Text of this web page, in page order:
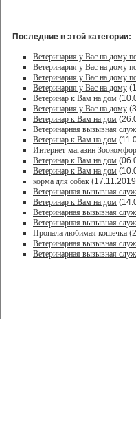
Последние в этой категории:
Ветеринария у Вас на дому
Ветеринария у Вас на дому
Ветеринария у Вас на дому
Ветеринария у Вас на дому
Ветеринар к Вам на дом
Ветеринария у Вас на дому
Ветеринар к Вам на дом
Ветеринарная вызывная
Ветеринар к Вам на дом
Интернет-магазин
Ветеринар к Вам на дом
Ветеринар к Вам на дом
корма для собак
Ветеринарная вызывная
Ветеринар к Вам на дом
Ветеринарная вызывная
Ветеринарная вызывная
Пропала любимая кошечка
Ветеринарная вызывная
Ветеринарная вызывная